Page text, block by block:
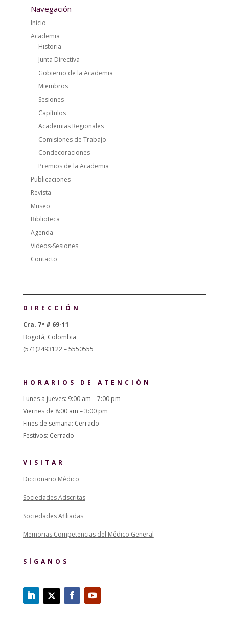
Navegación
Inicio
Academia
Historia
Junta Directiva
Gobierno de la Academia
Miembros
Sesiones
Capítulos
Academias Regionales
Comisiones de Trabajo
Condecoraciones
Premios de la Academia
Publicaciones
Revista
Museo
Biblioteca
Agenda
Videos-Sesiones
Contacto
DIRECCIÓN
Cra. 7ª # 69-11
Bogotá, Colombia
(571)2493122 – 5550555
HORARIOS DE ATENCIÓN
Lunes a jueves: 9:00 am – 7:00 pm
Viernes de 8:00 am – 3:00 pm
Fines de semana: Cerrado
Festivos: Cerrado
VISITAR
Diccionario Médico
Sociedades Adscritas
Sociedades Afiliadas
Memorias Competencias del Médico General
SÍGANOS